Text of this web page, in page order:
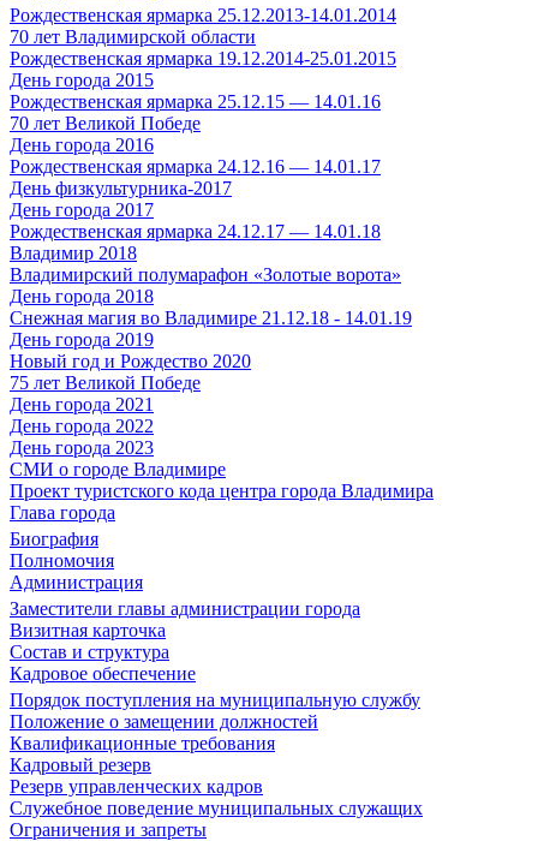
Рождественская ярмарка 25.12.2013-14.01.2014
70 лет Владимирской области
Рождественская ярмарка 19.12.2014-25.01.2015
День города 2015
Рождественская ярмарка 25.12.15 — 14.01.16
70 лет Великой Победе
День города 2016
Рождественская ярмарка 24.12.16 — 14.01.17
День физкультурника-2017
День города 2017
Рождественская ярмарка 24.12.17 — 14.01.18
Владимир 2018
Владимирский полумарафон «Золотые ворота»
День города 2018
Снежная магия во Владимире 21.12.18 - 14.01.19
День города 2019
Новый год и Рождество 2020
75 лет Великой Победе
День города 2021
День города 2022
День города 2023
СМИ о городе Владимире
Проект туристского кода центра города Владимира
Глава города
Биография
Полномочия
Администрация
Заместители главы администрации города
Визитная карточка
Состав и структура
Кадровое обеспечение
Порядок поступления на муниципальную службу
Положение о замещении должностей
Квалификационные требования
Кадровый резерв
Резерв управленческих кадров
Служебное поведение муниципальных служащих
Ограничения и запреты